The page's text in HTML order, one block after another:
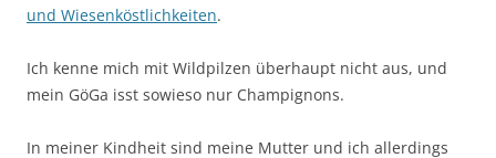
und Wiesenköstlichkeiten.
Ich kenne mich mit Wildpilzen überhaupt nicht aus, und
mein GöGa isst sowieso nur Champignons.
In meiner Kindheit sind meine Mutter und ich allerdings